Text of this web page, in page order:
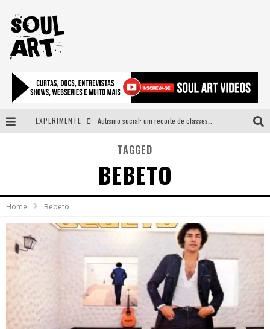
EXPERIMENTE
A subida da rampa é diferente!
Faça o bem! Mas, sem olhar a quem!?
Novo single de Arnaldo Tifu, “De Testa” explora brasilidade em sons, cores e símbolos
TAGGED
BEBETO
Home Bebeto